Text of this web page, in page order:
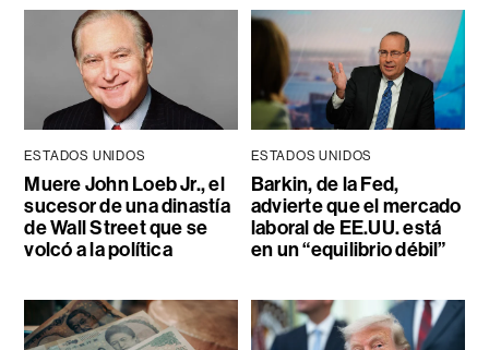
ESTADOS UNIDOS
Muere John Loeb Jr., el
sucesor de una dinastía
de Wall Street que se
volcó a la política
ESTADOS UNIDOS
Barkin, de la Fed,
advierte que el mercado
laboral de EE.UU. está
en un “equilibrio débil”